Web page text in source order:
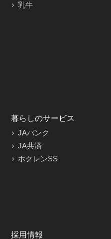
乳牛
暮らしのサービス
JAバンク
JA共済
ホクレンSS
採用情報